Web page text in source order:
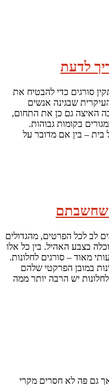
לדעת
סורגים כדי להבטיח את
שבגינה אנשים
האיצה גם כן את התחום,
בקומות גבוהות.
– בין אם מדובר על
שחשבתם
לב לכל הפרטים, מהגדולים
בצבע האהיל. בין כל אלו
מאוד – סורגים לחלונות.
במובן הפרקטי שלהם
יש הרבה יותר ממה
גם פה לא חסרים מקרי